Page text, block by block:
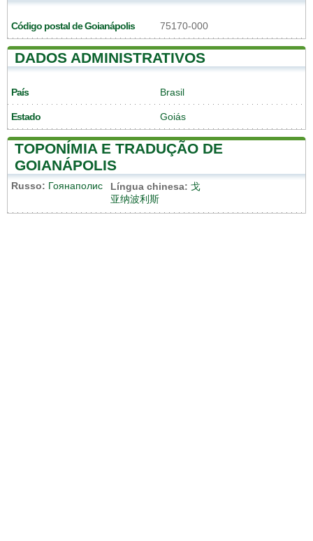
Código postal de Goianápolis 75170-000
DADOS ADMINISTRATIVOS
País Brasil
Estado Goiás
TOPONÍMIA E TRADUÇÃO DE
GOIANÁPOLIS
Russo: Гоянаполис Língua chinesa: 戈
亚纳波利斯